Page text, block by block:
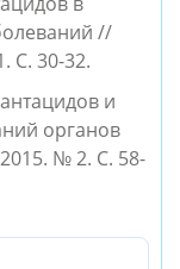
//
С. 30-32.
и
органов
№ 2. С. 58-